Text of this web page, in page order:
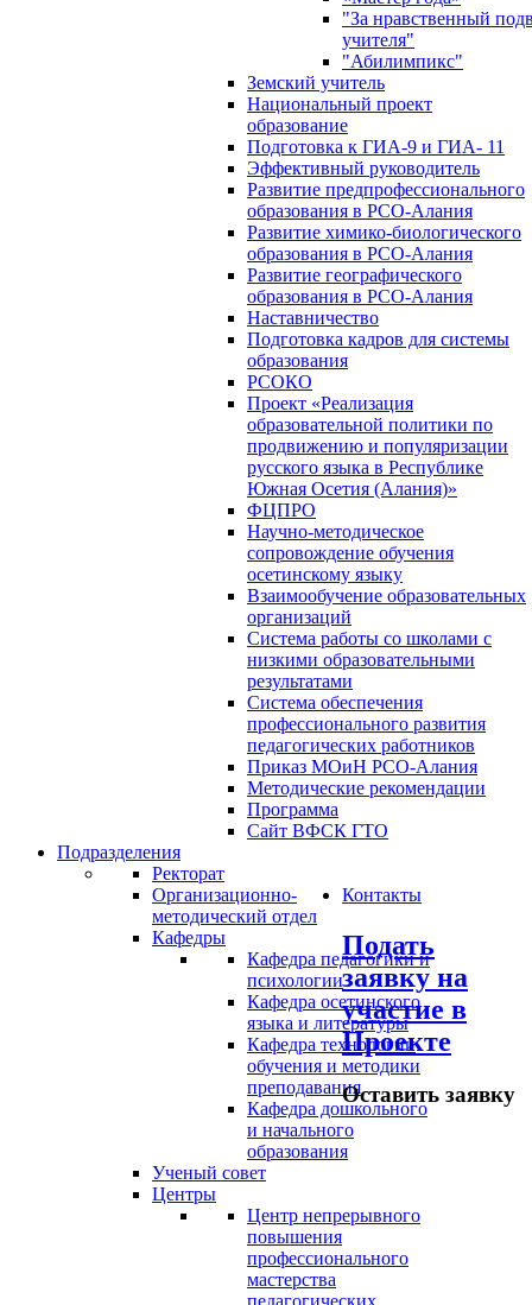
"За нравственный
учителя"
"Абилимпикс"
Земский учитель
Национальный проект
образование
Подготовка к ГИА-9 и ГИА- 11
Эффективный руководитель
Развитие предпрофессионального
образования в РСО-Алания
Развитие химико-биологического
образования в РСО-Алания
Развитие географического
образования в РСО-Алания
Наставничество
Подготовка кадров для системы
образования
РСОКО
Проект «Реализация
образовательной политики по
продвижению и популяризации
русского языка в Республике
Южная Осетия (Алания)»
ФЦПРО
Научно-методическое
сопровождение обучения
осетинскому языку
Взаимообучение образовательных
организаций
Система работы со школами с
низкими образовательными
результатами
Система обеспечения
профессионального развития
педагогических работников
Приказ МОиН РСО-Алания
Методические рекомендации
Программа
Сайт ВФСК ГТО
Подразделения
Ректорат
Организационно-
методический отдел
Кафедры
Кафедра педагогики и
психологии
Кафедра осетинского
языка и литературы
Кафедра технологии
обучения и методики
преподавания
Кафедра дошкольного
и начального
образования
Ученый совет
Центры
Центр непрерывного
повышения
профессионального
мастерства
педагогических
Контакты
Подать
заявку на
участие в
Проекте
Оставить заявку